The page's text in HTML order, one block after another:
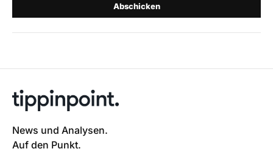
Abschicken
News und Analysen.
Auf den Punkt.